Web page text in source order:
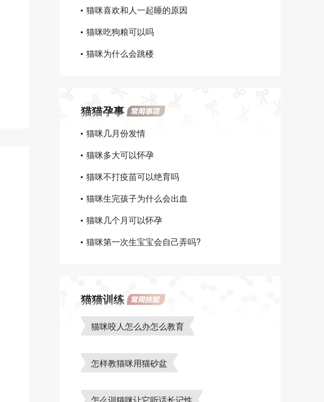
猫咪喜欢和人一起睡的原因
猫咪吃狗粮可以吗
猫咪为什么会跳楼
猫猫孕事
猫咪几月份发情
猫咪多大可以怀孕
猫咪不打疫苗可以绝育吗
猫咪生完孩子为什么会出血
猫咪几个月可以怀孕
猫咪第一次生宝宝会自己弄吗?
猫猫训练
猫咪咬人怎么办怎么教育
怎样教猫咪用猫砂盆
怎么训猫咪让它听话长记性